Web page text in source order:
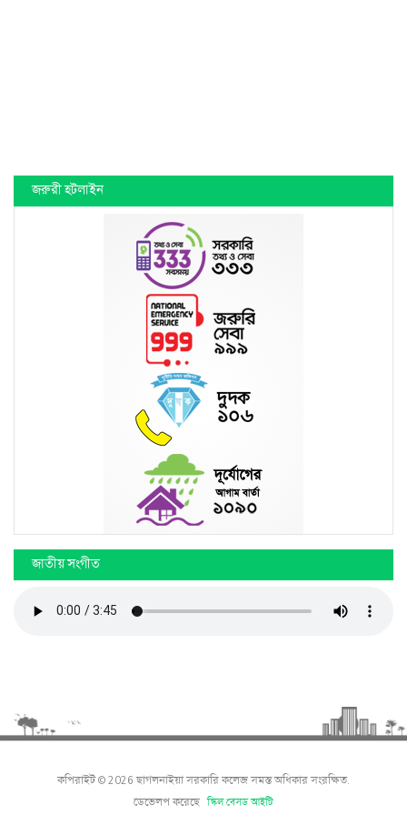
জরুরী হটলাইন
জাতীয় সংগীত
কপিরাইট © 2026 ছাগলনাইয়া সরকারি কলেজ সমস্ত অধিকার সংরক্ষিত.
ডেভেলপ করেছে স্কিল বেসড আইটি